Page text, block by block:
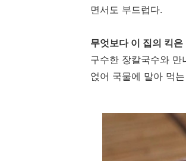
면서도 부드럽다.
무엇보다 이 집의 킥
구수한 장칼국수와
얹어 국물에 말아 먹